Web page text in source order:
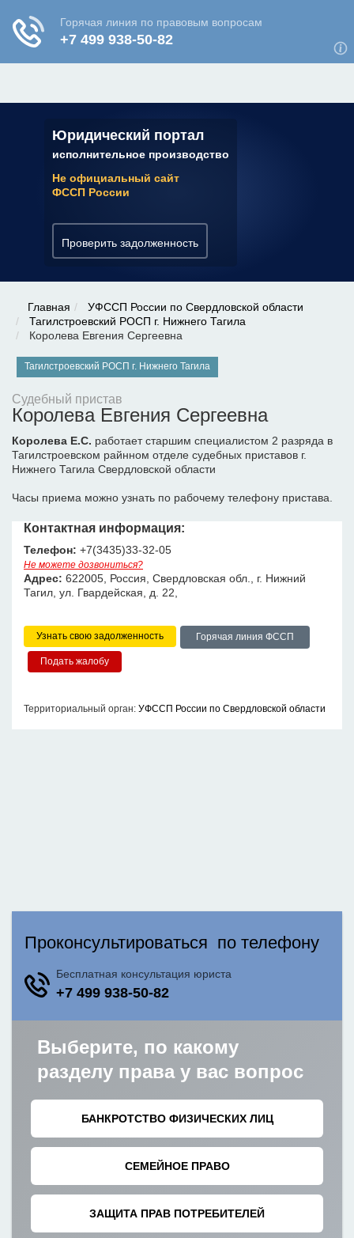
Юридический портал
исполнительное производство
Не официальный сайт
ФССП России
Проверить задолженность
✆ 7 (800) 350-22-64
Главная
УФССП России по Свердловской области
Тагилстроевский РОСП г. Нижнего Тагила
Королева Евгения Сергеевна
Тагилстроевский РОСП г. Нижнего Тагила
Судебный пристав
Королева Евгения Сергеевна
Королева Е.С. работает старшим специалистом 2 разряда в
Тагилстроевском райнном отделе судебных приставов г.
Нижнего Тагила Свердловской области
Часы приема можно узнать по рабочему телефону пристава.
Контактная информация:
Телефон: +7(3435)33-32-05
Не можете дозвониться?
Адрес: 622005, Россия, Свердловская обл., г. Нижний
Тагил, ул. Гвардейская, д. 22,
Узнать свою задолженность Горячая линия ФССП
Территориальный орган: УФССП России по Свердловской области